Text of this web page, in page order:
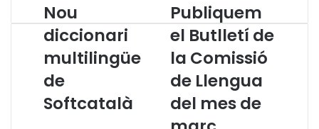
N
o
u
d
c
c
Nou
diccionari
multilingüe
de
Softcatalà
P
u
b
l
q
u
e
Publiquem
el Butlletí de
la Comissió
de Llengua
del mes de